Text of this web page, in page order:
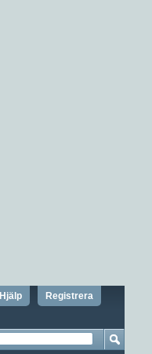
Registrera
Hjälp